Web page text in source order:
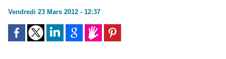
Vendredi 23 Mars 2012 - 12:37